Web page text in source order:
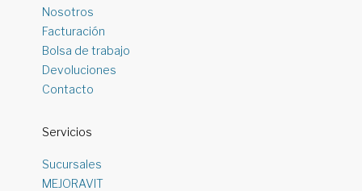
Nosotros
Facturación
Bolsa de trabajo
Devoluciones
Contacto
Servicios
Sucursales
MEJORAVIT